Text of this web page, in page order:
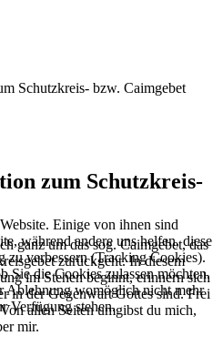
Schutzkreis- bzw. Caimgebet
zum Schutzkreis-
ganz um das sog. Caimgebet, das
zurückgeht. In diesem
im Stehen beginnt, erinnern sich
in der Gegenwart Gottes sind. Frei
allen Seiten umgibst du mich,
mir.
Einige von ihnen sind
während andere uns helfen, diese
zu verbessern (Tracking Cookies).
Sie die Cookies zulassen möchten.
Ablehnung womöglich nicht mehr
Verfügung stehen.